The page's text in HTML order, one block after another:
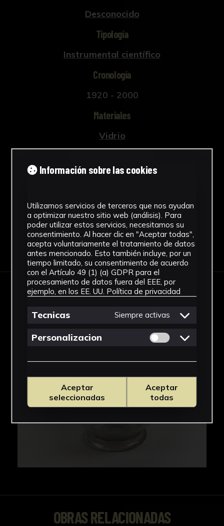
Desconocido
Tipología
Instrumental científico
Cronología
1920 - 2000
Materiales
Vidrio
Facultad de Medicina
Descargar Ficha
IMÁGENES
OBRAS RELACIONADAS
Información sobre las cookies
Utilizamos servicios de terceros que nos ayudan
a optimizar nuestro sitio web (análisis). Para
poder utilizar estos servicios, necesitamos su
consentimiento. Al hacer clic en "Aceptar todas",
acepta voluntariamente el tratamiento de datos
antes mencionado. Esto también incluye, por un
tiempo limitado, su consentimiento de acuerdo
con el Artículo 49 (1) (a) GDPR para el
procesamiento de datos fuera del EEE, por
ejemplo, en los EE. UU. Política de privacidad
Tecnicas Siempre activas
Personalizacion Permitir cookies
Aceptar
seleccionadas
Aceptar
todas